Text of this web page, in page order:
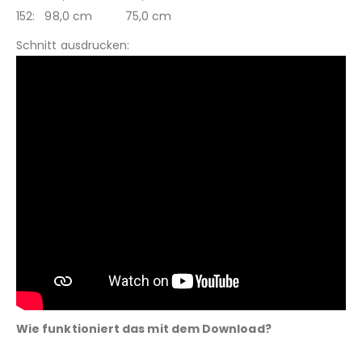
152: 98,0 cm 75,0 cm
Schnitt ausdrucken:
Wie funktioniert das mit dem Download?